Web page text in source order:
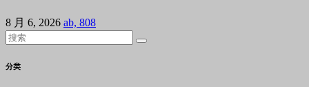
8 月 6, 2026 ab, 808
分类